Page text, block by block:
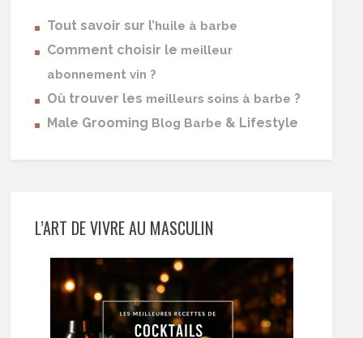
Tout savoir sur l’huile à barbe
Comment choisir le meilleur
abonnement vin ?
Où trouver les meilleurs soins à barbe ?
Male Grooming Blog Barbe & Lifestyle
L’ART DE VIVRE AU MASCULIN